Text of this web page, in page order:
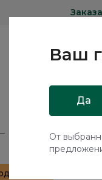
Интерьерное
Ваш
Да
От